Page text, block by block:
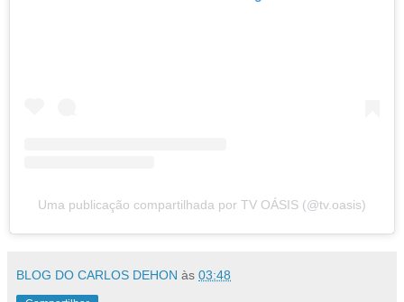
Uma publicação compartilhada por TV OÁSIS (@tv.oasis)
BLOG DO CARLOS DEHON às 03:48